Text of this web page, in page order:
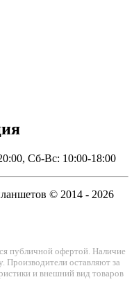
Сб-Вс: 10:00-18:00
© 2014 - 2026
публичной офертой. Наличие
Производители оставляют за
и внешний вид товаров